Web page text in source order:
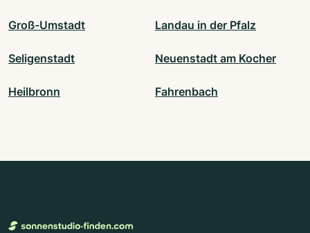
Groß-Umstadt Landau in der Pfalz
Seligenstadt Neuenstadt am Kocher
Heilbronn Fahrenbach